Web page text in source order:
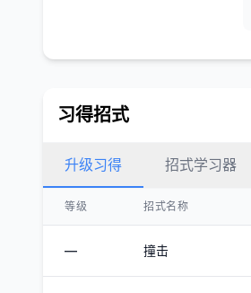
习得招式
升级习得 招式学习器
等级 招式名称
— 撞击